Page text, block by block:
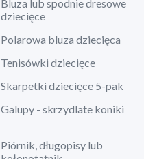
Bluza lub spodnie dresowe
dziecięce
Polarowa bluza dziecięca
Tenisówki dziecięce
Skarpetki dziecięce 5-pak
Galupy - skrzydlate koniki
Piórnik, długopisy lub